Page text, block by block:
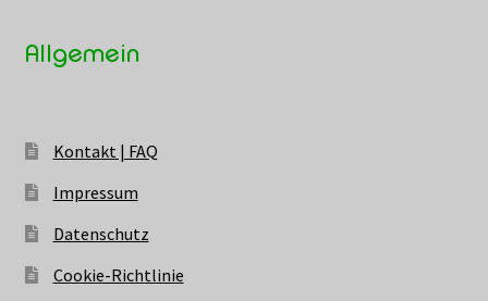
Allgemein
Kontakt | FAQ
Impressum
Datenschutz
Cookie-Richtlinie